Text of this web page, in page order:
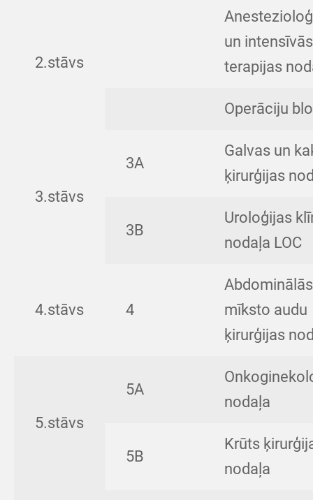
2.stāvs
un intensīvās
terapijas
Operāciju
3.stāvs
3A
Galvas un
ķirurģijas
3B
Uroloģijas
nodaļa LOC
4.stāvs 4
mīksto audu
ķirurģijas
5.stāvs
5A
nodaļa
5B
Krūts
nodaļa